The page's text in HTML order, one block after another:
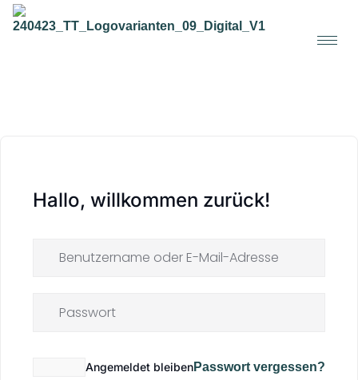
Hallo, willkommen zurück!
Angemeldet bleibenPasswort vergessen?